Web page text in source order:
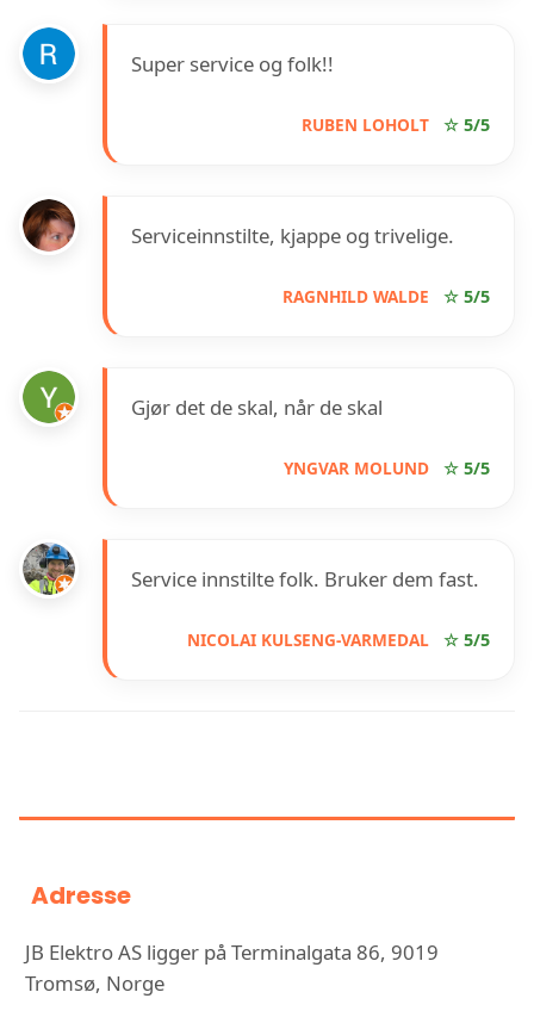
Super service og folk!!
RUBEN LOHOLT ☆ 5/5
Serviceinnstilte, kjappe og trivelige.
RAGNHILD WALDE ☆ 5/5
Gjør det de skal, når de skal
YNGVAR MOLUND ☆ 5/5
Service innstilte folk. Bruker dem fast.
NICOLAI KULSENG-VARMEDAL ☆ 5/5
Adresse
JB Elektro AS ligger på Terminalgata 86, 9019
Tromsø, Norge